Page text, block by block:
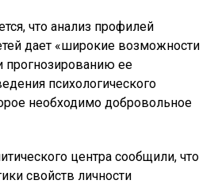
что анализ профилей
дает «широкие возможности
прогнозированию ее
психологического
необходимо добровольное
центра сообщили, что
свойств личности